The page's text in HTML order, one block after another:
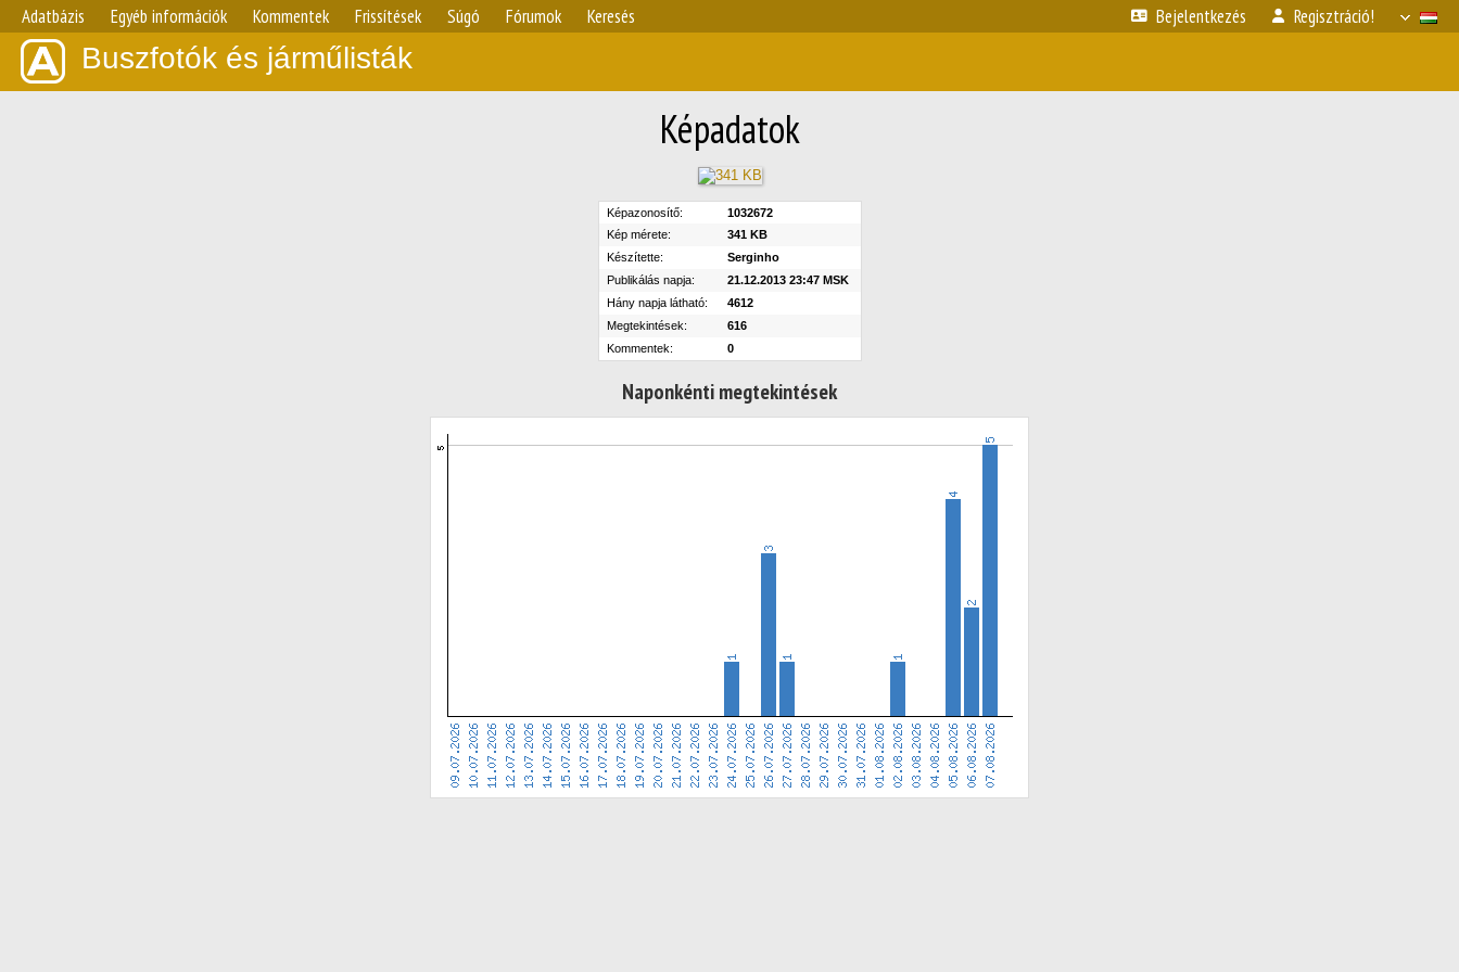
Adatbázis Egyéb információk Kommentek Frissítések Súgó Fórumok Keresés Bejelentkezés Regisztráció!
Buszfotók és járműlisták
Képadatok
Képazonosítő:
1032672
Kép mérete:
341 KB
Készítette:
Serginho
Publikálás napja:
21.12.2013 23:47 MSK
Hány napja látható:
4612
Megtekintések:
616
Kommentek:
0
Naponkénti megtekintések